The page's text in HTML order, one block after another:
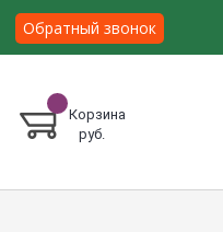
Обратный звонок
Корзина
руб.